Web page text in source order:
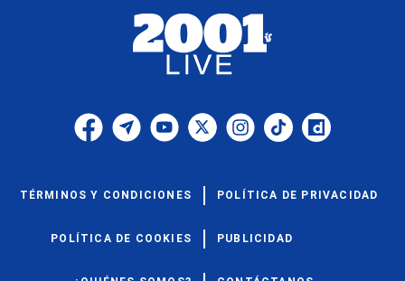
TÉRMINOS Y CONDICIONES POLÍTICA DE PRIVACIDAD
POLÍTICA DE COOKIES PUBLICIDAD